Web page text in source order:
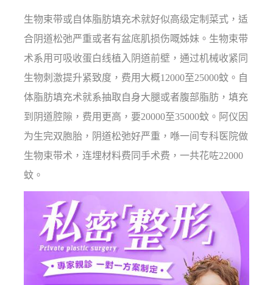
生物束带或自体脂肪填充术就好似高级定制菜式，适
合阴道松弛严重或者有盆底肌损伤嘅姊妹。生物束带
术系用可吸收蛋白线植入阴道前壁，通过机械收紧同
生物刺激提升紧致度，费用大概12000至25000蚊。自
体脂肪填充术就系抽取自身大腿或者腹部脂肪，填充
到阴道腔隙，费用更高，要20000至35000蚊。阿仪因
为生完双胞胎，阴道松弛好严重，喺一间专科医院做
生物束带术，连埋材料费同手术费，一共花咗22000
蚊。